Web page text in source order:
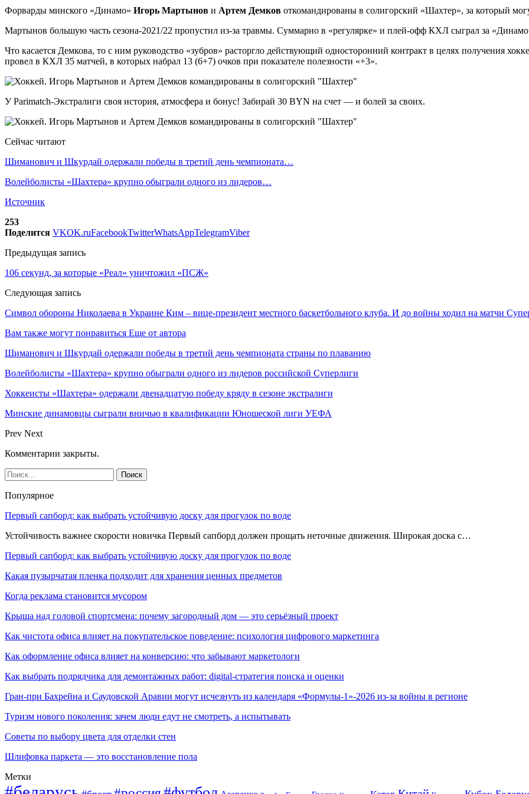
Форварды минского «Динамо» Игорь Мартынов и Артем Демков откомандированы в солигорский «Шахтер», за который
Мартынов большую часть сезона-2021/22 пропустил из-за травмы. Суммарно в «регулярке» и плей-офф КХЛ сыграл за
Что касается Демкова, то с ним руководство «зубров» расторгло действующий односторонний контракт в целях получения
провел в КХЛ 35 матчей, в которых набрал 13 (6+7) очков при показателе полезности «+3».
У Parimatch-Экстралиги своя история, атмосфера и бонус! Забирай 30 BYN на счет — и болей за своих.
Сейчас читают
Шиманович и Шкурдай одержали победы в третий день чемпионата…
Волейболисты «Шахтера» крупно обыграли одного из лидеров…
Источник
253
Поделится VKOK.ruFacebookTwitterWhatsAppTelegramViber
Предыдущая запись
106 секунд, за которые «Реал» уничтожил «ПСЖ»
Следующая запись
Символ обороны Николаева в Украине Ким – вице-президент местного баскетбольного клуба. И до войны ходил на матчи
Вам также могут понравиться Еще от автора
Шиманович и Шкурдай одержали победы в третий день чемпионата страны по плаванию
Волейболисты «Шахтера» крупно обыграли одного из лидеров российской Суперлиги
Хоккеисты «Шахтера» одержали двенадцатую победу кряду в сезоне экстралиги
Минские динамовцы сыграли вничью в квалификации Юношеской лиги УЕФА
Prev Next
Комментарии закрыты.
Популярное
Первый сапборд: как выбрать устойчивую доску для прогулок по воде
Устойчивость важнее скорости новичка Первый сапборд должен прощать неточные движения. Широкая доска с…
Первый сапборд: как выбрать устойчивую доску для прогулок по воде
Какая пузырчатая пленка подходит для хранения ценных предметов
Когда реклама становится мусором
Крыша над головой спортсмена: почему загородный дом — это серьёзный проект
Как чистота офиса влияет на покупательское поведение: психология цифрового маркетинга
Как оформление офиса влияет на конверсию: что забывают маркетологи
Как выбрать подрядчика для демонтажных работ: digital-стратегия поиска и оценки
Гран-при Бахрейна и Саудовской Аравии могут исчезнуть из календаря «Формулы-1»-2026 из-за войны в регионе
Туризм нового поколения: зачем люди едут не смотреть, а испытывать
Советы по выбору цвета для отделки стен
Шлифовка паркета — это восстановление пола
Метки